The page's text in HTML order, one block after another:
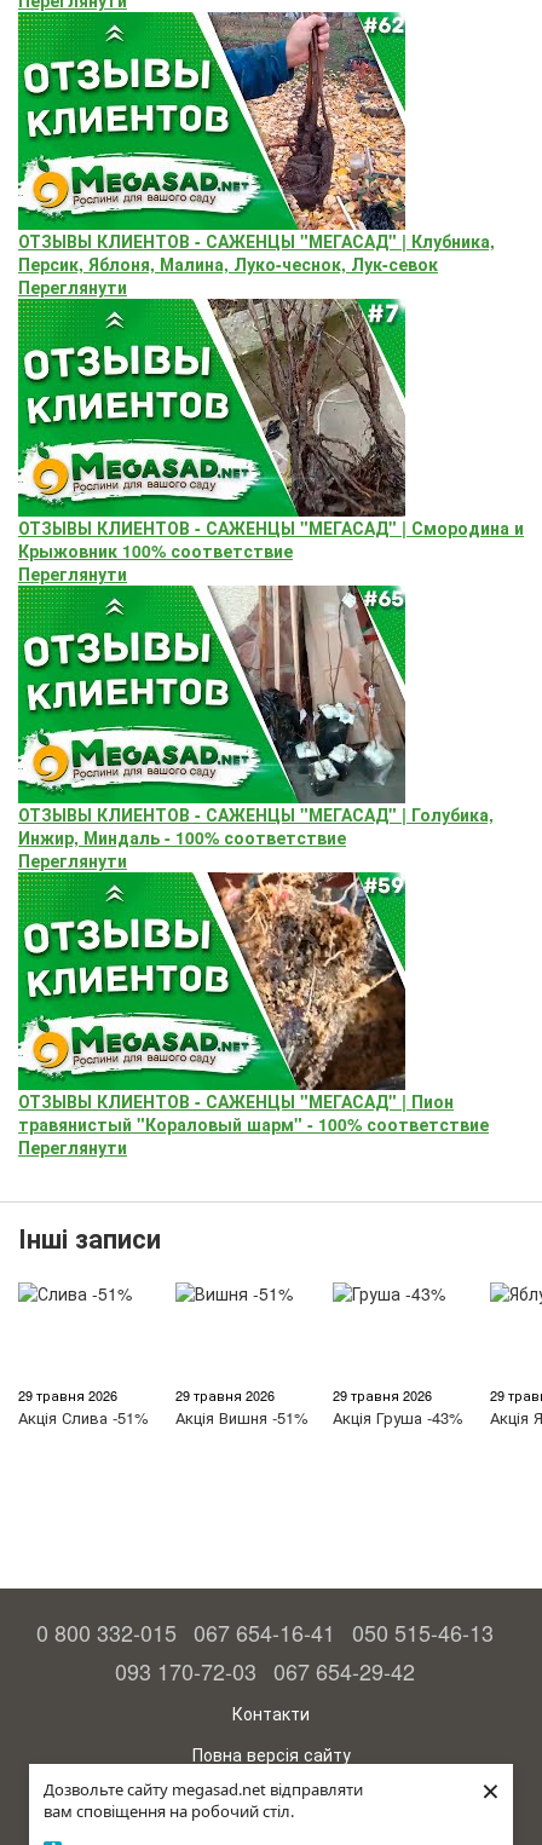
Дозвольте сайту megasad.net відправляти
вам сповіщення на робочий стіл.
×
ОТЗЫВЫ КЛИЕНТОВ - САЖЕНЦЫ "МЕГАСАД" | Клубника,
Персик, Яблоня, Малина, Луко-чеснок, Лук-севок
Переглянути
ОТЗЫВЫ КЛИЕНТОВ - САЖЕНЦЫ "МЕГАСАД" | Смородина и
Крыжовник 100% соответствие
Переглянути
ОТЗЫВЫ КЛИЕНТОВ - САЖЕНЦЫ "МЕГАСАД" | Голубика,
Инжир, Миндаль - 100% соответствие
Переглянути
ОТЗЫВЫ КЛИЕНТОВ - САЖЕНЦЫ "МЕГАСАД" | Пион
травянистый "Кораловый шарм" - 100% соответствие
Переглянути
Інші записи
29 травня 2026
Акція Слива -51%
29 травня 2026
Акція Вишня -51%
29 травня 2026
Акція Груша -43%
29
Акція
0 800 332-015 067 654-16-41
050 515-46-13
093 170-72-03 067 654-29-42
Контакти
Повна версія сайту
© 2015—2026
Megasad – гарантія високого врожаю